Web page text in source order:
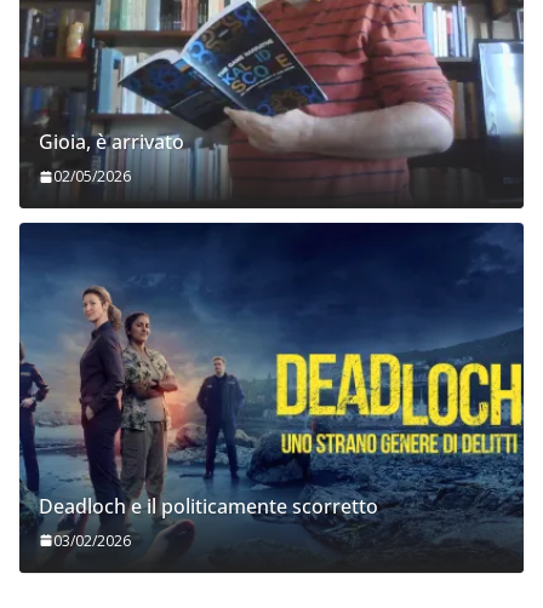
Gioia, è arrivato
02/05/2026
Deadloch e il politicamente scorretto
03/02/2026